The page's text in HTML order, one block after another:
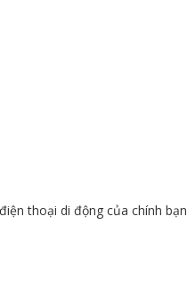
thoại di động của chính bạn